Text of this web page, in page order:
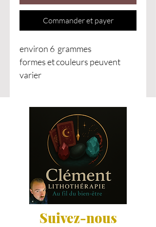
Commander et payer
environ 6 grammes
formes et couleurs peuvent
varier
Suivez-nous